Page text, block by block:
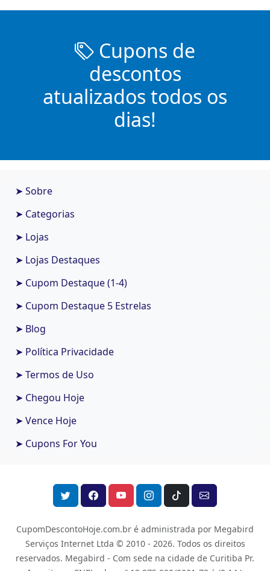
Cupons de
descontos
atualizados todos os
dias!
➤ Sobre
➤ Categorias
➤ Lojas
➤ Lojas Destaques
➤ Cupom Destaque (1-4)
➤ Cupom Destaque 5 Estrelas
➤ Blog
➤ Política Privacidade
➤ Termos de Uso
➤ Chegou Hoje
➤ Vence Hoje
➤ Cupons For You
CupomDescontoHoje.com.br é administrada por Megabird
Serviços Internet Ltda © 2010 - 2026. Todos os direitos
reservados. Megabird - Com sede na cidade de Curitiba Pr.